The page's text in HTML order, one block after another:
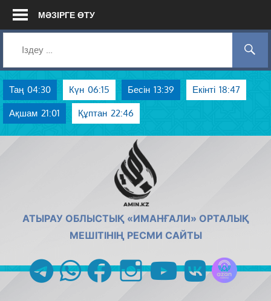
Skip
МӘЗІРГЕ ӨТУ
Таң 04:30 Күн 06:15 Бесін 13:39 Екінті 18:47
Ақшам 21:01 Құптан 22:46
АТЫРАУ ОБЛЫСТЫҚ «ИМАНҒАЛИ» ОРТАЛЫҚ
МЕШІТІНІҢ РЕСМИ САЙТЫ
telegramwhatsappfacebookinstagramyoutubevk